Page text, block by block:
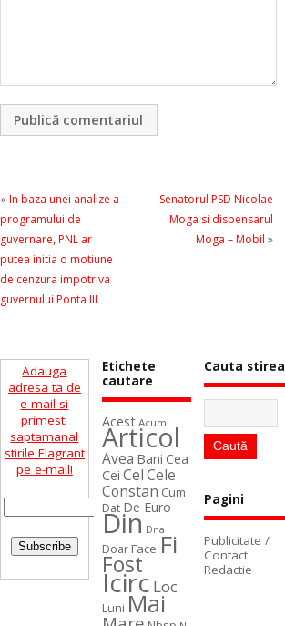
« In baza unei analize a
programului de
guvernare, PNL ar
putea initia o motiune
de cenzura impotriva
guvernului Ponta III
Senatorul PSD Nicolae
Moga si dispensarul
Moga – Mobil »
Adauga
adresa ta de
e-mail si
primesti
saptamanal
stirile Flagrant
pe e-mail!
Etichete
cautare
Acest Acum
Articol
Avea Bani Cea
Cei CelCele
Constan Cum
Dat De Euro
Din Dna
Doar Face Fi
Fost
Icirc Loc
Luni Mai
Cauta stirea
Pagini
Publicitate /
Contact
Redactie